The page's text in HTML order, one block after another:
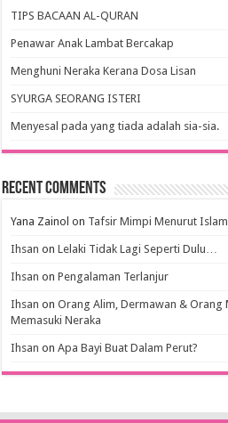
TIPS BACAAN AL-QURAN
Penawar Anak Lambat Bercakap
Menghuni Neraka Kerana Dosa Lisan
SYURGA SEORANG ISTERI
Menyesal pada yang tiada adalah sia-sia.
Recent Comments
Yana Zainol on Tafsir Mimpi Menurut Islam
Ihsan onLelaki Tidak Lagi Seperti Dulu…
Ihsan onPengalaman Terlanjur
Ihsan onOrang Alim, Dermawan & Orang
Memasuki Neraka
Ihsan onApa Bayi Buat Dalam Perut?